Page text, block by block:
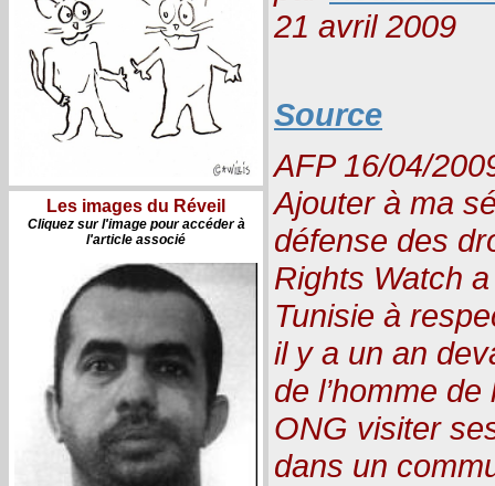
Les images du Réveil
Cliquez sur l'image pour accéder à
l'article associé
21 avril 2009
Source
AFP 16/04/
Ajouter à ma
défense des
Rights Watch
Tunisie à
il y a un an
de l’homme
ONG visiter
dans un